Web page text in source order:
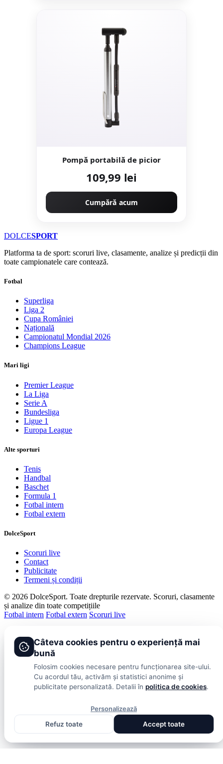
Pompă portabilă de picior
109,99 lei
Cumpără acum
DOLCESPORT
Platforma ta de sport: scoruri live, clasamente, analize și predicții din
toate campionatele care contează.
Fotbal
Superliga
Liga 2
Cupa României
Națională
Campionatul Mondial 2026
Champions League
Mari ligi
Premier League
La Liga
Serie A
Bundesliga
Ligue 1
Europa League
Alte sporturi
Tenis
Handbal
Baschet
Formula 1
Fotbal intern
Fotbal extern
DolceSport
Scoruri live
Contact
Publicitate
Termeni și condiții
© 2026 DolceSport. Toate drepturile rezervate. Scoruri, clasamente
și analize din toate competițiile
Fotbal intern Fotbal extern Scoruri live
Câteva cookies pentru o experiență mai
bună
Folosim cookies necesare pentru funcționarea site-ului.
Cu acordul tău, activăm și statistici anonime și
publicitate personalizată. Detalii în politica de cookies.
Personalizează
Refuz toate
Accept toate